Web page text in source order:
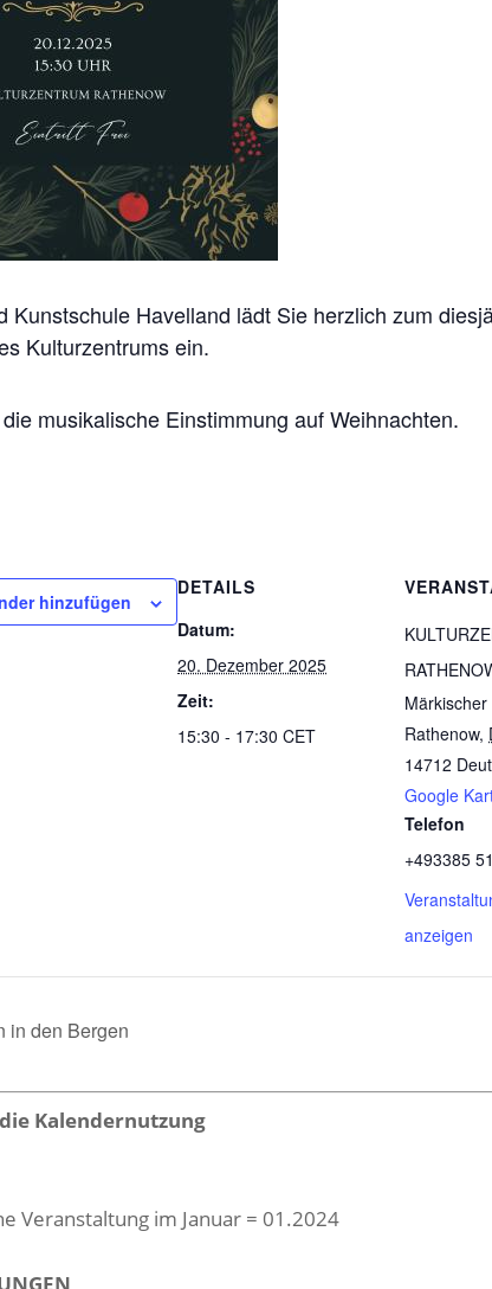
Kunstschule Havelland lädt Sie herzlich zum
Kulturzentrums ein.
musikalische Einstimmung auf Weihnachten.
hinzufügen
DETAILS
Datum:
20. Dezember 2025
Zeit:
15:30 - 17:30 CET
Märkischer
Rathenow,
14712
Google
Telefon
+493385
anzeigen
in den Bergen
Kalendernutzung
Veranstaltung im Januar = 01.2024